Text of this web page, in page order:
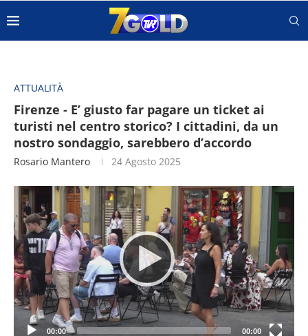
ATTUALITÀ
Firenze - E’ giusto far pagare un ticket ai
turisti nel centro storico? I cittadini, da un
nostro sondaggio, sarebbero d’accordo
Rosario Mantero 24 Agosto 2025
Video
Player
00:00 00:00